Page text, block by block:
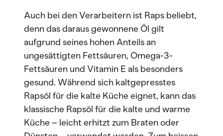
Auch bei den Verarbeitern ist Raps beliebt,
denn das daraus gewonnene Öl gilt
aufgrund seines hohen Anteils an
ungesättigten Fettsäuren, Omega-3-
Fettsäuren und Vitamin E als besonders
gesund. Während sich kaltgepresstes
Rapsöl für die kalte Küche eignet, kann das
klassische Rapsöl für die kalte und warme
Küche – leicht erhitzt zum Braten oder